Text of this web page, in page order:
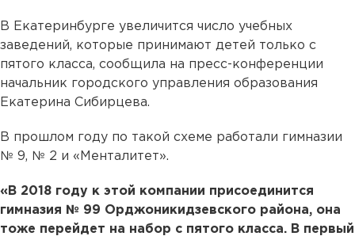
В Екатеринбурге увеличится число учебных
заведений, которые принимают детей только с
пятого класса, сообщила на пресс-конференции
начальник городского управления образования
Екатерина Сибирцева.
В прошлом году по такой схеме работали гимназии
№ 9, № 2 и «Менталитет».
«В 2018 году к этой компании присоединится
гимназия № 99 Орджоникидзевского района, она
тоже перейдет на набор с пятого класса. В первый